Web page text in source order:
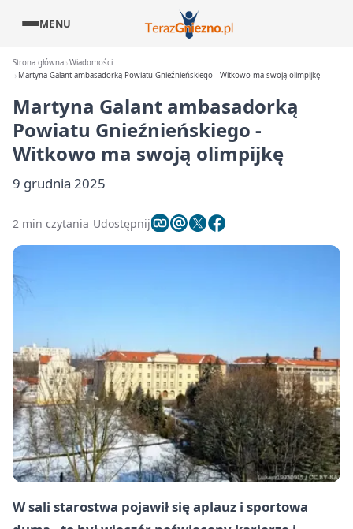
MENU
Strona główna Wiadomości
Martyna Galant ambasadorką Powiatu Gnieźnieńskiego - Witkowo ma swoją olimpijkę
Martyna Galant ambasadorką
Powiatu Gnieźnieńskiego -
Witkowo ma swoją olimpijkę
9 grudnia 2025
2 min czytania Udostępnij
W sali starostwa pojawił się aplauz i sportowa